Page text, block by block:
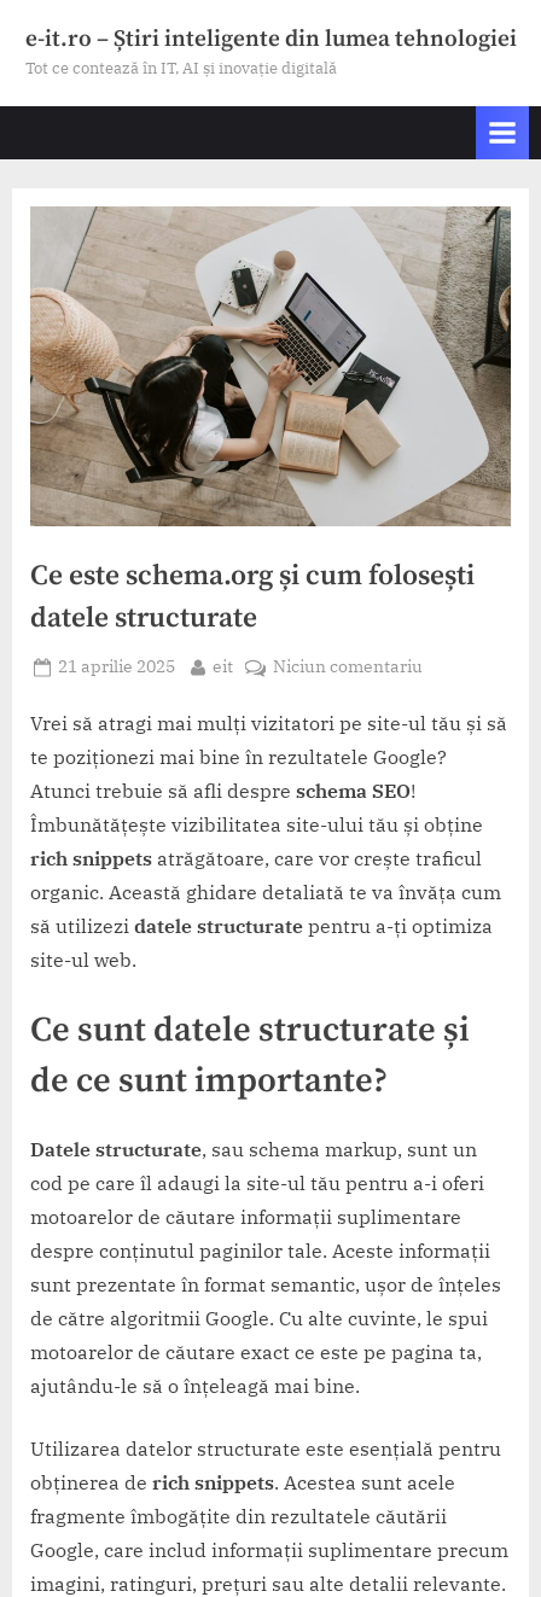
e-it.ro – Știri inteligente din lumea tehnologiei
Tot ce contează în IT, AI și inovație digitală
Ce este schema.org și cum folosești
datele structurate
Posted
21 aprilie 2025 By
eit Niciun comentariu
este
schema.org
folosești
datele
structurate
Vrei să atragi mai mulți vizitatori pe site-ul tău și să
te poziționezi mai bine în rezultatele Google?
Atunci trebuie să afli despre schema SEO!
Îmbunătățește vizibilitatea site-ului tău și obține
rich snippets atrăgătoare, care vor crește traficul
organic. Această ghidare detaliată te va învăța cum
să utilizezi datele structurate pentru a-ți optimiza
site-ul web.
Ce sunt datele structurate și
de ce sunt importante?
Datele structurate, sau schema markup, sunt un
cod pe care îl adaugi la site-ul tău pentru a-i oferi
motoarelor de căutare informații suplimentare
despre conținutul paginilor tale. Aceste informații
sunt prezentate în format semantic, ușor de înțeles
de către algoritmii Google. Cu alte cuvinte, le spui
motoarelor de căutare exact ce este pe pagina ta,
ajutându-le să o înțeleagă mai bine.
Utilizarea datelor structurate este esențială pentru
obținerea de rich snippets. Acestea sunt acele
fragmente îmbogățite din rezultatele căutării
Google, care includ informații suplimentare precum
imagini, ratinguri, prețuri sau alte detalii relevante.